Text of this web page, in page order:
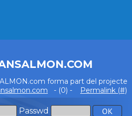
forma part del projecte
- (0) - Permalink (#)
Passwd